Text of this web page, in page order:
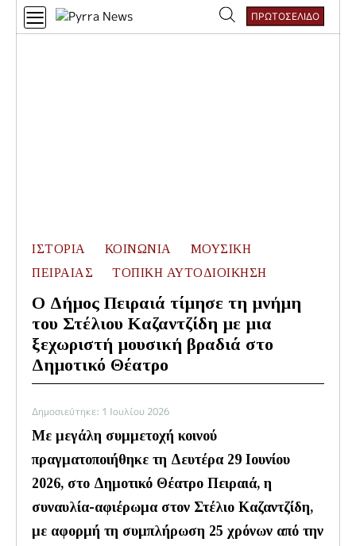
Αναζήτηση
ΠΡΩΤΟΣΕΛΙΔΟ
ΙΣΤΟΡΙΑ ΚΟΙΝΩΝΙΑ
ΜΟΥΣΙΚΗ
ΠΕΙΡΑΙΑΣ
ΤΟΠΙΚΗ ΑΥΤΟΔΙΟΙΚΗΣΗ
Ο Δήμος Πειραιά τίμησε τη μνήμη
του Στέλιου Καζαντζίδη με μια
ξεχωριστή μουσική βραδιά στο
Δημοτικό Θέατρο
Δημοσιεύτηκε: 1 Ιουλίου 2026
Με μεγάλη συμμετοχή κοινού
πραγματοποιήθηκε τη Δευτέρα 29 Ιουνίου
2026, στο Δημοτικό Θέατρο Πειραιά, η
συναυλία-αφιέρωμα στον Στέλιο Καζαντζίδη,
με αφορμή τη συμπλήρωση 25 χρόνων από την